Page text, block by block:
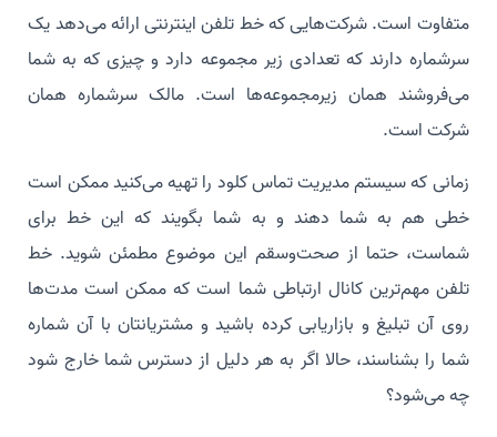
متفاوت است. شرکت‌هایی که خط تلفن اینترنتی ارائه می‌دهد یک
سرشماره دارند که تعدادی زیر مجموعه دارد و چیزی که به شما
می‌فروشند همان زیرمجموعه‌ها است. مالک سرشماره همان
شرکت است.
زمانی که سیستم مدیریت تماس کلود را تهیه می‌کنید ممکن است
خطی هم به شما دهند و به شما بگویند که این خط برای
شماست، حتما از صحت‌و‌سقم این موضوع مطمئن شوید. خط
تلفن مهم‌ترین کانال ارتباطی شما است که ممکن است مدت‌ها
روی آن تبلیغ و بازاریابی کرده باشید و مشتریانتان با آن شماره
شما را بشناسند، حالا اگر به هر دلیل از دسترس شما خارج شود
چه می‌شود؟